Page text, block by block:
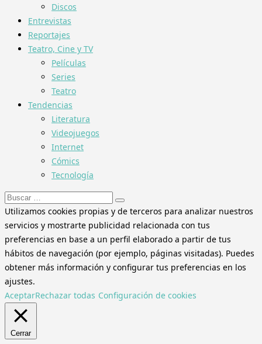
Discos
Entrevistas
Reportajes
Teatro, Cine y TV
Películas
Series
Teatro
Tendencias
Literatura
Videojuegos
Internet
Cómics
Tecnología
Buscar:
Utilizamos cookies propias y de terceros para analizar nuestros
servicios y mostrarte publicidad relacionada con tus
preferencias en base a un perfil elaborado a partir de tus
hábitos de navegación (por ejemplo, páginas visitadas). Puedes
obtener más información y configurar tus preferencias en los
ajustes.
AceptarRechazar todas Configuración de cookies
Cerrar